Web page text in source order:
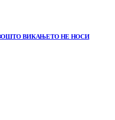
ВИКАЊЕТО НЕ НОСИ